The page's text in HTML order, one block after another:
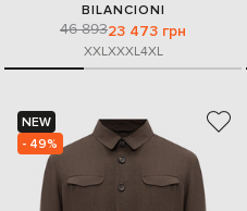
BILANCIONI
46 89323 473 грн
XXLXXXL4XL
NEW
- 49%